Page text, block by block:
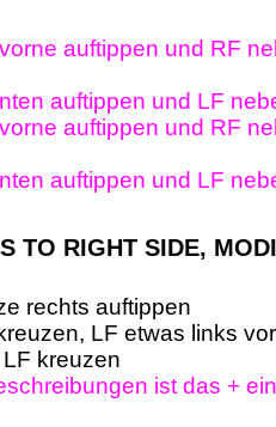
auftippen und RF
auftippen und LF
auftippen und RF
auftippen und LF
TO RIGHT SIDE,
rechts auftippen
LF etwas links
kreuzen
ist das +